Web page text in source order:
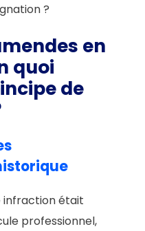
?
en
quoi
de
infraction était
professionnel,